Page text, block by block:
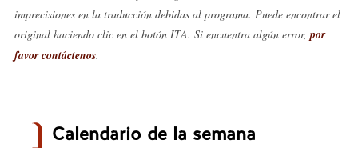
imprecisiones en la traducción debidas al programa. Puede encontrar el
original haciendo clic en el botón ITA. Si encuentra algún error, por
favor contáctenos.
Calendario de la semana